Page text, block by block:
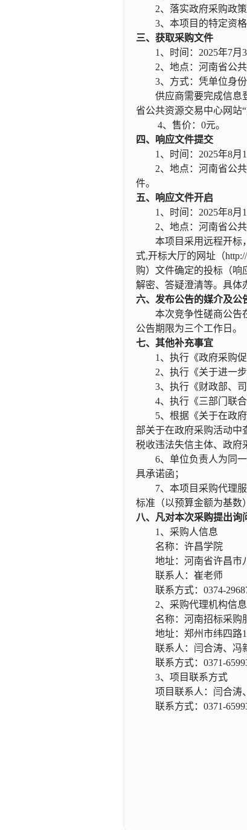
2、落实政府采购政
3、本项目的特定资格
三、获取采购文件
1、时间：2025年7月
2、地点： 河南省公
3、方式： 凭单位身
供应商需要完成信息
省公共资源交易中心网站
4、售价：0元。
四、响应文件提交
1 、 时间： 2025年8月
2、 地点：河南省公
件。
五、响应文件开启
1 、 时间： 2025年8月
2、 地点：河南省公
本项目采用远程开标
式,开标大厅的网址（
购）文件确定的投标 （响
解密、答疑澄清等。具体
六、发布公告的媒介及公
本次竞争性磋商公告
公告期限为三个工作日。
七、其他补充事宜
1、执行《政府采购
2、执行《关于进一
3、执行《财政部、
4、执行《三部门联
5、根据《关于在政
部关于在政府采购活动中
税收违法失信主体、政府
6、 单位负责人为同
具承诺函；
7、本项目采购代理
标准 （以预算金额为基数）
八、凡对本次采购提出询
1、采购人信息
名称： 许昌学院
地址：河南省许昌市
联系人：崔老师
联系方式： 0374-
2、采购代理机构信息
名称：河南招标采购
地址：郑州市纬四路
联系人：闫合涛、冯
联系方式： 0371-
3、项目联系方式
项目联系人：闫合涛
联系方式： 0371-